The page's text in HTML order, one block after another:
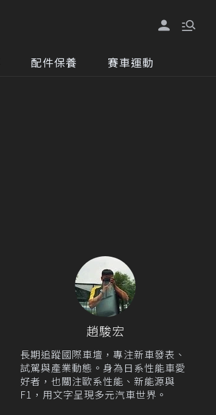
配件保養 賽車運動
趙駿宏
長期追蹤國際車壇，專注新車發表、
試駕與產業動態。身為日系性能車愛
好者，也關注歐系性能、新能源與
F1，用文字呈現多元汽車世界。